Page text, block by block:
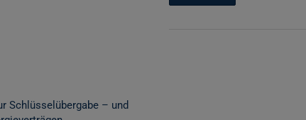
Schlüsselübergabe – und